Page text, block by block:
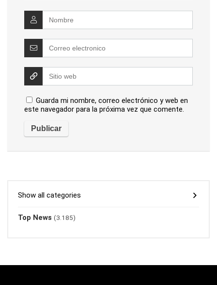
Guarda mi nombre, correo electrónico y web en
este navegador para la próxima vez que comente.
Show all categories
Top News (3.185)